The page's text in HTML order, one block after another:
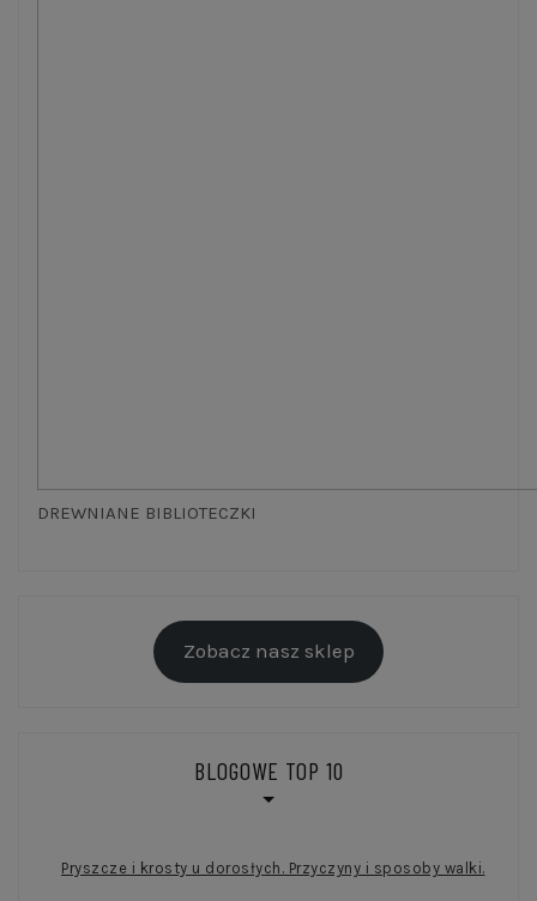
DREWNIANE BIBLIOTECZKI
Zobacz nasz sklep
BLOGOWE TOP 10
Pryszcze i krosty u dorosłych. Przyczyny i sposoby walki.